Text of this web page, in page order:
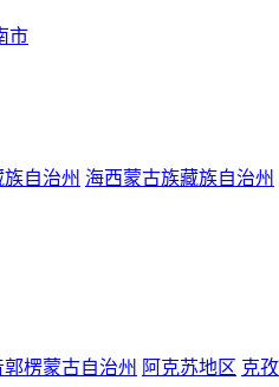
市
族自治州 海西蒙古族藏族自治州
郭楞蒙古自治州 阿克苏地区 克